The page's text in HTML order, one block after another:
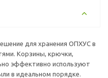
для хранения ОПХУС в
Корзины, крючки,
эффективно используют
в идеальном порядке.